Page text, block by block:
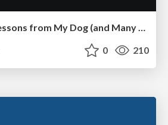
0 210